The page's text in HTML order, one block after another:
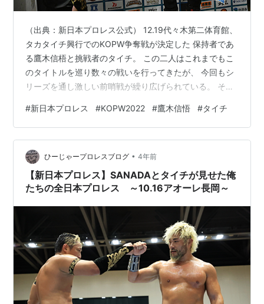
（出典：新日本プロレス公式） 12.19代々木第二体育館、
タカタイチ興行でのKOPW争奪戦が決定した 保持者であ
る鷹木信梧と挑戦者のタイチ。 この二人はこれまでもこ
のタイトルを巡り数々の戦いを行ってきたが、 今回もシ
リーズを通し激しい前哨戦が繰り広げられている。 そん
が ポイントとなる戦いが続いていた。 👇 21日 後楽園 両
者リングアウト 22日 後楽園 両者リングアウト 23日 立川
タイチ リングアウト勝利 25日 桐生 鷹木 リングアウト勝
利 そしてこのような攻防が続いていた両者だが、 26日の
藤沢大会では両者リングアウトののち、 再試…
#新日本プロレス #KOPW2022 #鷹木信悟 #タイチ
ひーじゃープロレスブログ • 4年前
【新日本プロレス】SANADAとタイチが見せた俺
たちの全日本プロレス ～10.16アオーレ長岡～